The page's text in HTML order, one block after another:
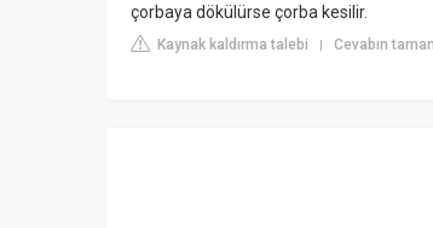
çorbaya dökülürse çorba kesilir.
Kaynak kaldırma talebi | Cevabın